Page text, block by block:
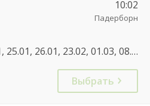
10:02
Падерборн
05.01, 11.01, 12.01, 18.01, 25.01, 26.01, 23.02, 01.03, 08.01, 08.03, 15.03, 21.03, 22.03, 18.07, 07.11, 14.11, 12.12, 19.12
Выбрать